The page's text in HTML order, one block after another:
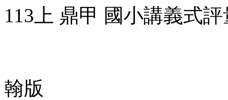
113上 鼎甲 國小講義式
翰版